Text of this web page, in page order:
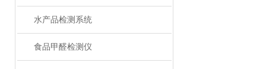
水产品检测系统
食品甲醛检测仪